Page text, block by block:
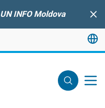
UN INFO Moldova